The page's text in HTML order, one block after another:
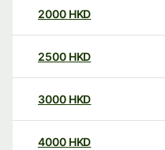
2000 HKD
2500 HKD
3000 HKD
4000 HKD